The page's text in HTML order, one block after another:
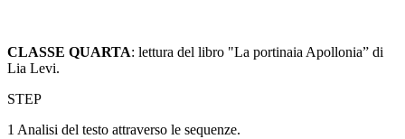
CLASSE QUARTA: lettura del libro "La portinaia Apollonia” di
Lia Levi.
STEP
1 Analisi del testo attraverso le sequenze.